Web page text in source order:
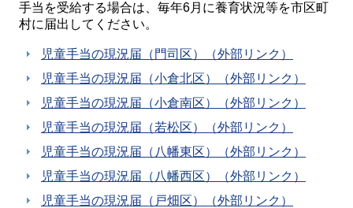
手当を受給する場合は、毎年6月に養育状況等を市区町
村に届出してください。
児童手当の現況届（門司区）（外部リンク）
児童手当の現況届（小倉北区）（外部リンク）
児童手当の現況届（小倉南区）（外部リンク）
児童手当の現況届（若松区）（外部リンク）
児童手当の現況届（八幡東区）（外部リンク）
児童手当の現況届（八幡西区）（外部リンク）
児童手当の現況届（戸畑区）（外部リンク）